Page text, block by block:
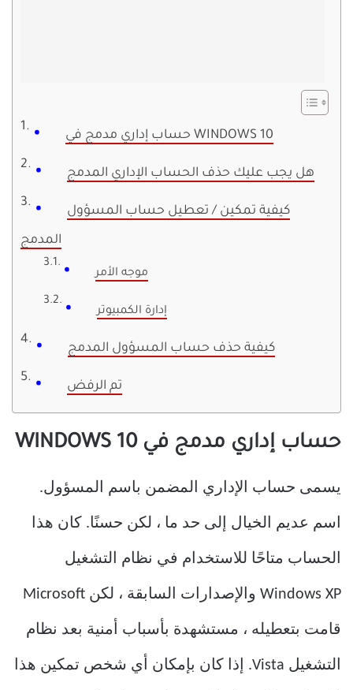
حساب إداري مدمج في WINDOWS 10
هل يجب عليك حذف الحساب الإداري المدمج
كيفية تمكين / تعطيل حساب المسؤول
المدمج
موجه الأمر
إدارة الكمبيوتر
كيفية حذف حساب المسؤول المدمج
تم الرفض
حساب إداري مدمج في WINDOWS 10
يسمى حساب الإداري المضمن باسم المسؤول.
اسم عديم الخيال إلى حد ما ، لكن حسنًا. كان هذا
الحساب متاحًا للاستخدام في نظام التشغيل
Windows XP والإصدارات السابقة ، لكن Microsoft
قامت بتعطيله ، مستشهدة بأسباب أمنية بعد نظام
التشغيل Vista. إذا كان بإمكان أي شخص تمكين هذا